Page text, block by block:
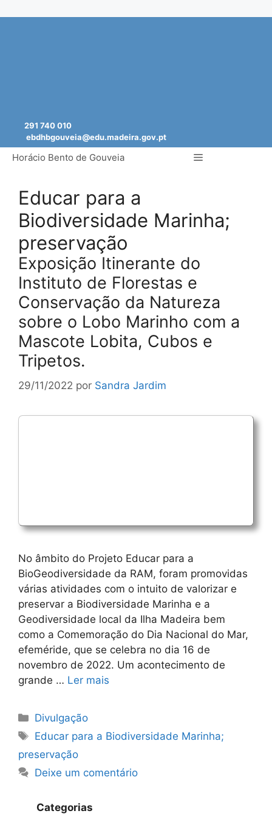
291 740 010
ebdhbgouveia@edu.madeira.gov.pt
Horácio Bento de Gouveia Menu
Educar para a
Biodiversidade Marinha;
preservação
Exposição Itinerante do
Instituto de Florestas e
Conservação da Natureza
sobre o Lobo Marinho com a
Mascote Lobita, Cubos e
Tripetos.
29/11/2022 por Sandra Jardim
No âmbito do Projeto Educar para a
BioGeodiversidade da RAM, foram promovidas
várias atividades com o intuito de valorizar e
preservar a Biodiversidade Marinha e a
Geodiversidade local da Ilha Madeira bem
como a Comemoração do Dia Nacional do Mar,
efeméride, que se celebra no dia 16 de
novembro de 2022. Um acontecimento de
grande … Ler mais
Categorias
Divulgação
Etiquetas
Educar para a Biodiversidade Marinha;
preservação
Deixe um comentário
Categorias